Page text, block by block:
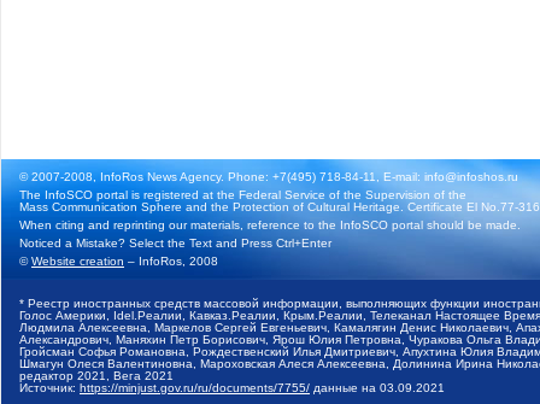
© 2007-2008, InfoRos News Agency. Phone: +7(495) 718-84-11, E-mail: info@infoshos.ru
The InfoSCO portal is registered at the Federal Service of the Supervision of the
Mass Communication Sphere and the Protection of Cultural Heritage. Certificate El No.77-
When citing and reprinting our materials, reference to the InfoSCO portal should be made.
Noticed a Mistake? Select the Text and Press Ctrl+Enter
©Website creation – InfoRos, 2008
* Реестр иностранных средств массовой информации, выполняющих функции
Голос Америки, Idel.Реалии, Кавказ.Реалии, Крым.Реалии, Телеканал Настоящее
Людмила Алексеевна, Маркелов Сергей Евгеньевич, Камалягин Денис Николаевич,
Александрович, Маняхин Петр Борисович, Ярош Юлия Петровна, Чуракова Ольга
Гройсман Софья Романовна, Рождественский Илья Дмитриевич, Апухтина Юлия
Шмагун Олеся Валентиновна, Мароховская Алеся Алексеевна, Долинина Ирина
редактор 2021, Вега 2021
Источник: https://minjust.gov.ru/ru/documents/7755/ данные на 03.09.2021